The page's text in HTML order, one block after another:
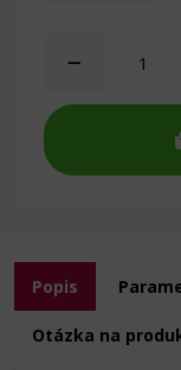
Popis
Otázka na